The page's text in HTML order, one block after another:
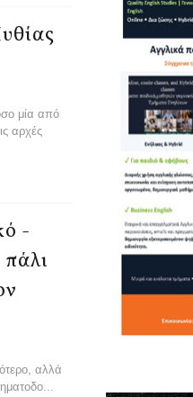
μία από
αρχές
-
αλλά